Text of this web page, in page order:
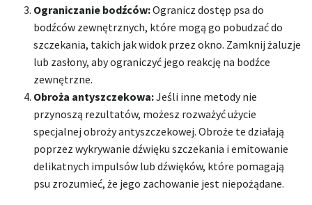
Ograniczanie bodźców:Ogranicz dostęp psa do
bodźców zewnętrznych, które mogą go pobudzać do
szczekania, takich jak widok przez okno. Zamknij żaluzje
lub zasłony, aby ograniczyć jego reakcję na bodźce
zewnętrzne.
Obroża antyszczekowa:Jeśli inne metody nie
przynoszą rezultatów, możesz rozważyć użycie
specjalnej obroży antyszczekowej. Obroże te działają
poprzez wykrywanie dźwięku szczekania i emitowanie
delikatnych impulsów lub dźwięków, które pomagają
psu zrozumieć, że jego zachowanie jest niepożądane.